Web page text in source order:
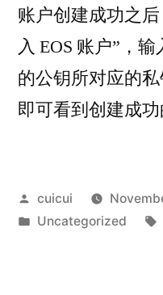
账户创建成功之
入 EOS 账户”，
的公钥所对应的私
即可看到创建成
Posted
by
cuicui
Posted
Uncategorized